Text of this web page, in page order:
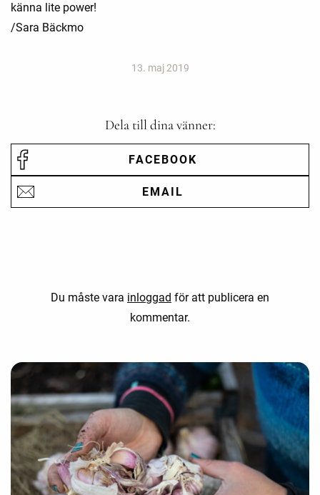
känna lite power!
/Sara Bäckmo
13. maj 2019
Dela till dina vänner:
FACEBOOK
EMAIL
Du måste vara inloggad för att publicera en
kommentar.